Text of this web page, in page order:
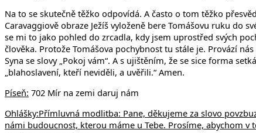
Na to se skutečně těžko odpovídá. A často o tom těžko
Caravaggiově obraze Ježíš vyloženě bere Tomášovu ruku do
se mi to jako pohled do zrcadla, kdy jsem uprostřed svých
člověka. Protože Tomášova pochybnost tu stále je. Provází
Syna se slovy „Pokoj vám“. A s ujištěním, že se sice forma
„blahoslavení, kteří neviděli, a uvěřili.“ Amen.
Píseň: 702 Mír na zemi daruj nám
Ohlášky:Přímluvná modlitba: Pane, děkujeme za slovo
námi budoucnost, kterou máme u Tebe. Prosíme, abychom